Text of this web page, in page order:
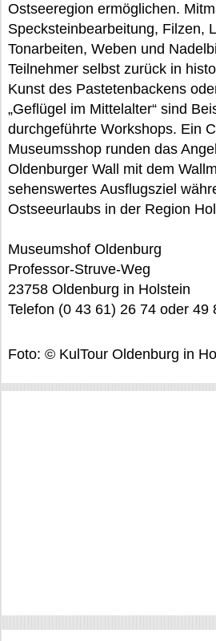
Ostseeregion ermöglichen.
Specksteinbearbeitung, Filzen,
Tonarbeiten, Weben und
Teilnehmer selbst zurück in
Kunst des Pastetenbackens
„Geflügel im Mittelalter“ sind
durchgeführte Workshops. Ein
Museumsshop runden das
Oldenburger Wall mit dem
sehenswertes Ausflugsziel
Ostseeurlaubs in der Region
Museumshof Oldenburg
Professor-Struve-Weg
23758 Oldenburg in Holstein
Telefon (0 43 61) 26 74 oder 49
Foto: © KulTour Oldenburg in